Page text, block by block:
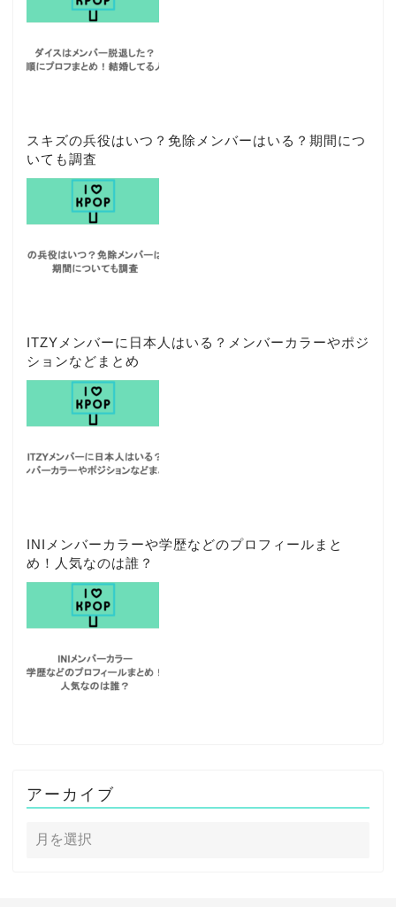
スキズの兵役はいつ？免除メンバーはいる？期間につ
いても調査
ITZYメンバーに日本人はいる？メンバーカラーやポジ
ションなどまとめ
INIメンバーカラーや学歴などのプロフィールまと
め！人気なのは誰？
アーカイブ